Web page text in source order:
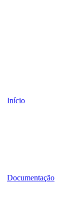
Início
Documentação